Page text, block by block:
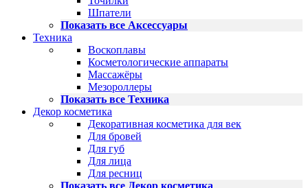
Шпатели
Показать все Аксессуары
Техника
Воскоплавы
Косметологические аппараты
Массажёры
Мезороллеры
Показать все Техника
Декор косметика
Декоративная косметика для век
Для бровей
Для губ
Для лица
Для ресниц